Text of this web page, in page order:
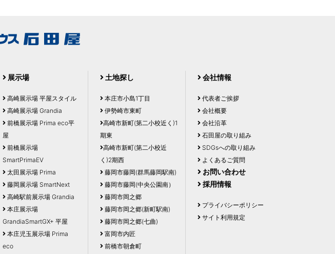
展示場
高崎展示場 平屋スタイル
高崎展示場 Grandia
前橋展示場 Prima eco平
屋
前橋展示場
SmartPrimaEV
太田展示場 Prima
藤岡展示場 SmartNext
高崎駅前展示場 Grandia
本庄展示場
GrandiaSmartGX+ 平屋
本庄児玉展示場 Prima
eco
土地探し
本庄市小島1丁目
伊勢崎市東町
高崎市新町(第二小校近く)1
期東
高崎市新町(第二小校近
く)2期西
藤岡市藤岡(群馬藤岡駅南)
藤岡市藤岡(中央公園南）
藤岡市岡之郷
藤岡市岡之郷(新町駅南)
藤岡市岡之郷(七曲)
富岡市内匠
前橋市朝倉町
会社情報
代表者ご挨拶
会社概要
会社沿革
石田屋の取り組み
SDGsへの取り組み
よくあるご質問
お問い合わせ
採用情報
プライバシーポリシー
サイト利用規定